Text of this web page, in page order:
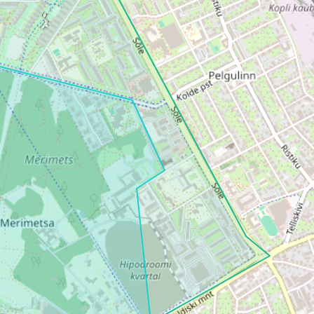
Loha
Kontakt
EOL
Galerii
Kaardid
Kalender
Koondised
Tule klubisse!
Tulemused
Dokumendid